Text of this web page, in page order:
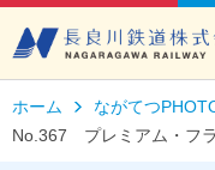
ホーム
ながてつ
No.367 プレミアム・フ